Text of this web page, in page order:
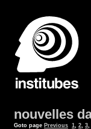
nouvelles
Goto page Previous 1, 2, 3,